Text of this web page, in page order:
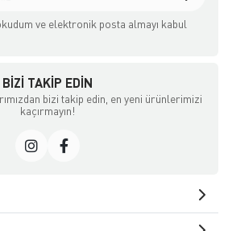
ve elektronik posta almayı kabul
BIZI TAKIP EDIN
bizi takip edin, en yeni ürünlerimizi
kaçırmayın!